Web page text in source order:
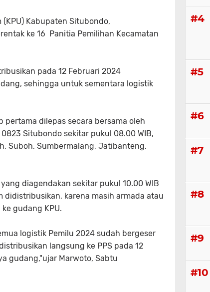
Kabupaten Situbondo,
ke 16 Panitia Pemilihan Kecamatan
pada 12 Februari 2024
sehingga untuk sementara logistik
dilepas secara bersama oleh
Situbondo sekitar pukul 08.00 WIB,
Suboh, Sumbermalang, Jatibanteng,
diagendakan sekitar pukul 10.00 WIB
karena masih armada atau
gudang KPU.
logistik Pemilu 2024 sudah bergeser
langsung ke PPS pada 12
gudang,"ujar Marwoto, Sabtu